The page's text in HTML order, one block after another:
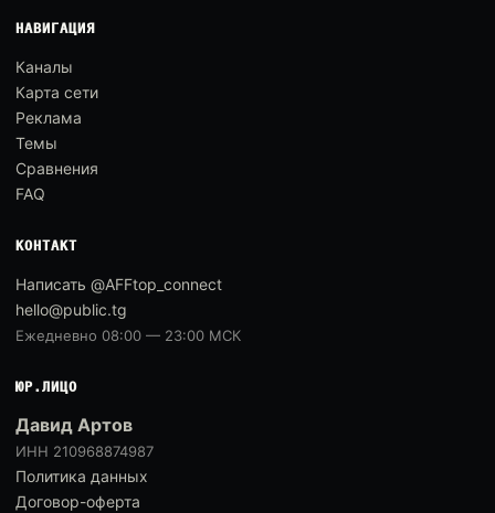
НАВИГАЦИЯ
Каналы
Карта сети
Реклама
Темы
Сравнения
FAQ
КОНТАКТ
Написать @AFFtop_connect
hello@public.tg
Ежедневно 08:00 — 23:00 МСК
ЮР.ЛИЦО
Давид Артов
ИНН 210968874987
Политика данных
Договор-оферта